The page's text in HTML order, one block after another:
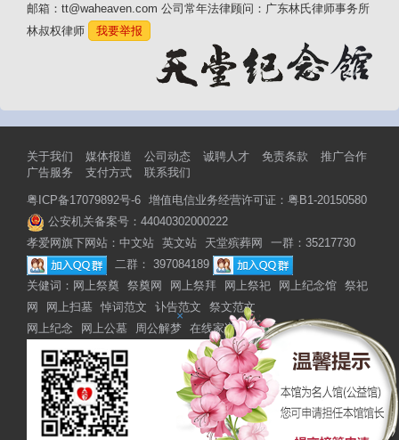
邮箱：tt@waheaven.com 公司常年法律顾问：广东林氏律师事务所
林叔权律师
我要举报
关于我们 媒体报道 公司动态 诚聘人才 免责条款
推广合作
广告服务
支付方式 联系我们
粤ICP备17079892号-6 增值电信业务经营许可证：粤B1-20150580
公安机关备案号：44040302000222
孝爱网旗下网站： 中文站 英文站 天堂殡葬网
一群：35217730
二群： 397084189
关健词： 网上祭奠 祭奠网 网上祭拜 网上祭祀 网上纪念馆 祭祀
网
网上扫墓 悼词范文 讣告范文
祭文范文
网上纪念
网上公墓 周公解梦 在线家谱 网上家谱
×